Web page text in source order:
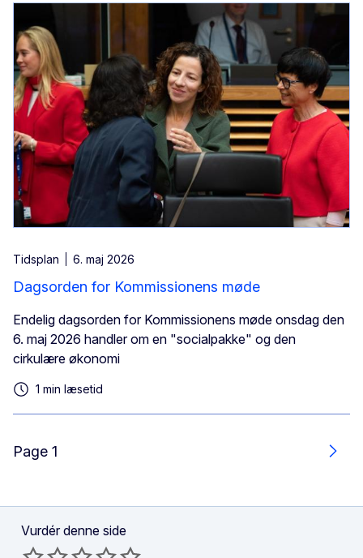
Tidsplan 6. maj 2026
Dagsorden for Kommissionens møde
Endelig dagsorden for Kommissionens møde onsdag den
6. maj 2026 handler om en "socialpakke" og den
cirkulære økonomi
1 min læsetid
Page 1
Vurdér denne side